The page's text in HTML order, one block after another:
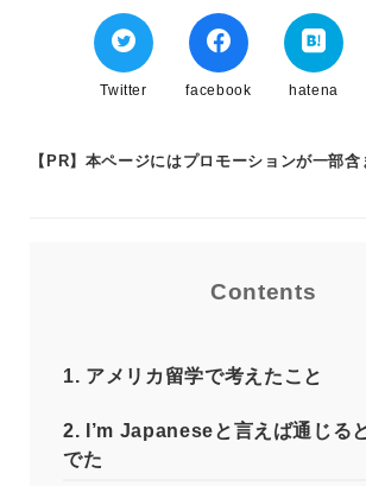
Twitter facebook hatena
【PR】本ページにはプロモーションが一部
Contents
1. アメリカ留学で考えたこと
2. I’m Japaneseと言えば通じる
でた